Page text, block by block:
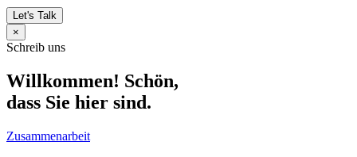
Let's Talk
×
Schreib uns
Willkommen! Schön,
dass Sie hier sind.
Zusammenarbeit